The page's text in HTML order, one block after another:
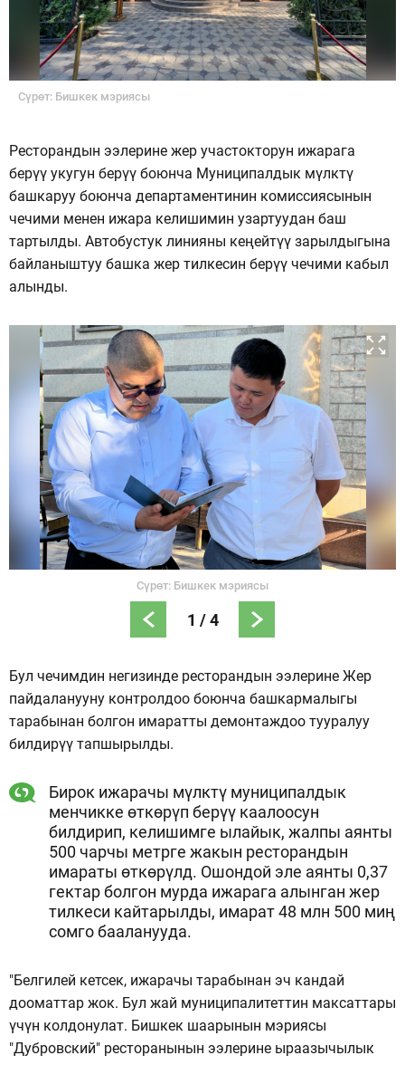
Сүрөт: Бишкек мэриясы
Ресторандын ээлерине жер участокторун ижарага
берүү укугун берүү боюнча Муниципалдык мүлктү
башкаруу боюнча департаментинин комиссиясынын
чечими менен ижара келишимин узартуудан баш
тартылды. Автобустук линияны кеңейтүү зарылдыгына
байланыштуу башка жер тилкесин берүү чечими кабыл
алынды.
Сүрөт: Бишкек мэриясы
1 /4
Бул чечимдин негизинде ресторандын ээлерине Жер
пайдаланууну контролдоо боюнча башкармалыгы
тарабынан болгон имаратты демонтаждоо тууралуу
билдирүү тапшырылды.
Бирок ижарачы мүлктү муниципалдык
менчикке өткөрүп берүү каалоосун
билдирип, келишимге ылайык, жалпы аянты
500 чарчы метрге жакын ресторандын
имараты өткөрүлд. Ошондой эле аянты 0,37
гектар болгон мурда ижарага алынган жер
тилкеси кайтарылды, имарат 48 млн 500 миң
сомго бааланууда.
"Белгилей кетсек, ижарачы тарабынан эч кандай
дооматтар жок. Бул жай муниципалитеттин максаттары
үчүн колдонулат. Бишкек шаарынын мэриясы
"Дубровский" ресторанынын ээлерине ыраазычылык